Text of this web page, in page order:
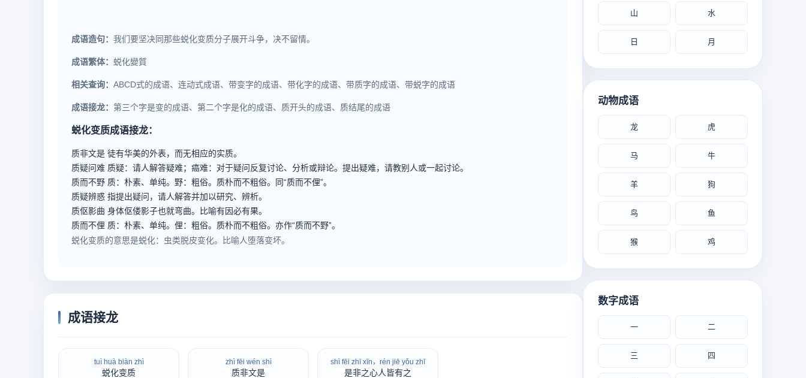
成语造句： 我们要坚决同那些蜕化变质分子展开斗争，决不留情。
成语繁体： 蜕化變質
相关查询： ABCD式的成语、连动式成语、带变字的成语、带化字的成语、带质字的成语、带蜕字的成语
成语接龙： 第三个字是变的成语、第二个字是化的成语、质开头的成语、质结尾的成语
蜕化变质成语接龙：
质非文是 徒有华美的外表，而无相应的实质。
质疑问难 质疑：请人解答疑难；癌难：对于疑问反复讨论、分析或辩论。提出疑难，请教别人或一起讨论。
质而不野 质：朴素、单纯。野：粗俗。质朴而不粗俗。同“质而不俚”。
质疑辨惑 指提出疑问，请人解答并加以研究、辨析。
质伛影曲 身体伛偻影子也就弯曲。比喻有因必有果。
质而不俚 质：朴素、单纯。俚：粗俗。质朴而不粗俗。亦作“质而不野”。
蜕化变质的意思是蜕化：虫类脱皮变化。比喻人堕落变坏。
成语接龙
tuì huà biàn zhì
蜕化变质
zhì fēi wén shì
质非文是
shì fēi zhī xīn，rén jiē yǒu zhī
是非之心人皆有之
山 水
日 月
动物成语
龙 虎
马 牛
羊 狗
鸟 鱼
猴 鸡
数字成语
一 二
三 四